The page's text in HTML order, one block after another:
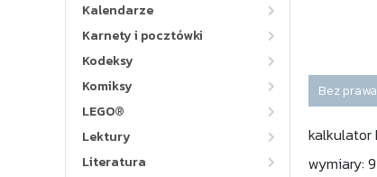
Kalendarze
Karnety i pocztówki
Kodeksy
Komiksy
LEGO®
Lektury
Literatura
Bez
kalkulator
wymiary: